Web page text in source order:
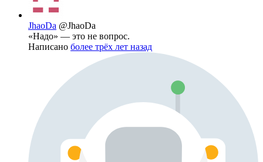
JhaoDa @JhaoDa
«Надо» — это не вопрос.
Написано более трёх лет назад